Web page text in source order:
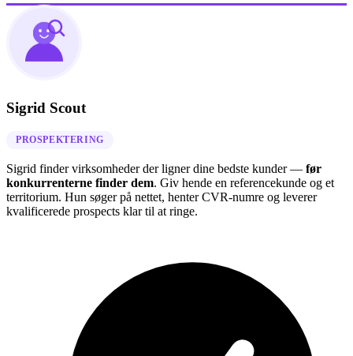
Sigrid Scout
PROSPEKTERING
Sigrid finder virksomheder der ligner dine bedste kunder — før
konkurrenterne finder dem. Giv hende en referencekunde og et
territorium. Hun søger på nettet, henter CVR-numre og leverer
kvalificerede prospects klar til at ringe.